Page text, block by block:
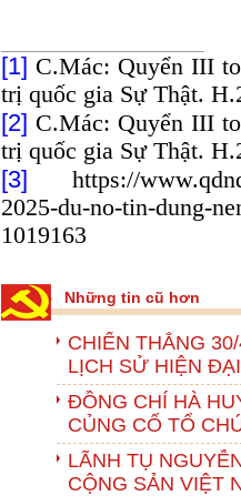
[1] C.Mác: Quyển III
trị quốc gia Sự Thật.
[2] C.Mác: Quyển III
trị quốc gia Sự Thật.
[3] https://
2025-du-no-tin-dung-
1019163
Những tin cũ hơn
CHIẾN THẮNG
LỊCH SỬ HIỆN
ĐỒNG CHÍ HÀ
CỦNG CỐ TỔ
LÃNH TỤ
CỘNG SẢN VIỆT